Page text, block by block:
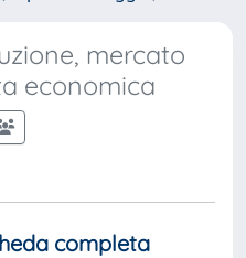
mercato
economica
completa